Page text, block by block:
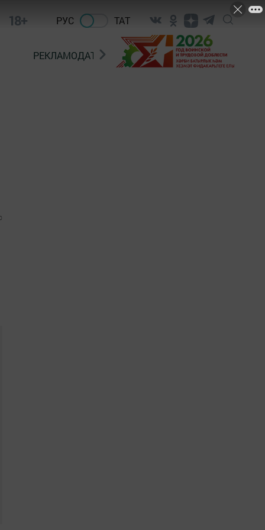
18+ РУС ТАТ
РЕКЛАМОДАТЕЛЯМ